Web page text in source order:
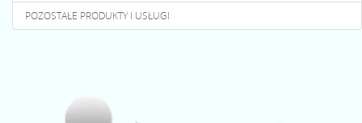
POZOSTAŁE PRODUKTY I USŁUGI